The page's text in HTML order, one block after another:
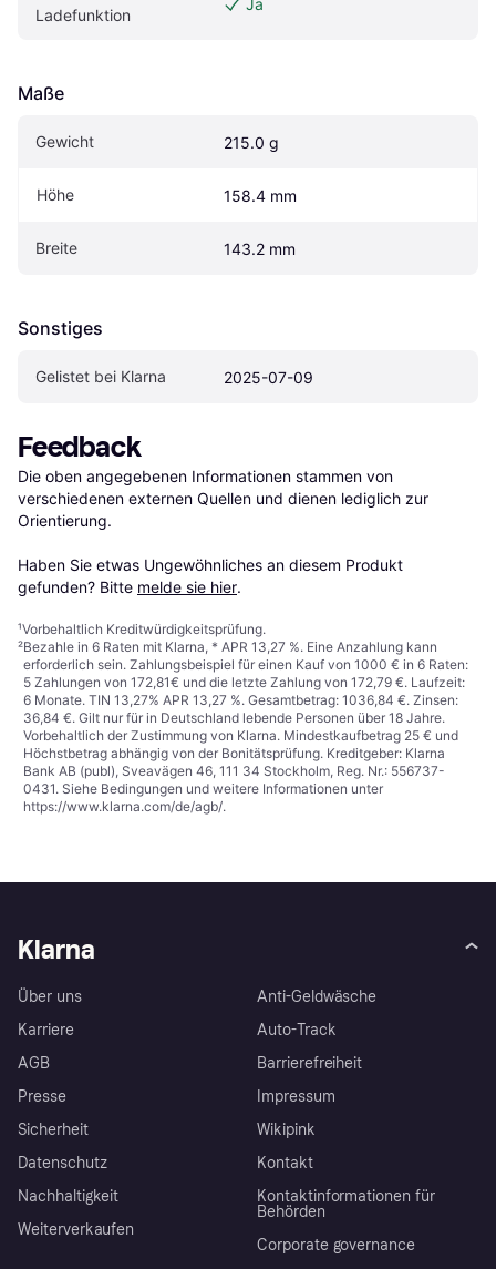
Ladefunktion
Ja
Maße
Gewicht 215.0 g
Höhe 158.4 mm
Breite 143.2 mm
Sonstiges
Gelistet bei Klarna 2025-07-09
Feedback
Die oben angegebenen Informationen stammen von
verschiedenen externen Quellen und dienen lediglich zur
Orientierung.
Haben Sie etwas Ungewöhnliches an diesem Produkt
gefunden? Bitte melde sie hier.
¹Vorbehaltlich Kreditwürdigkeitsprüfung.
²Bezahle in 6 Raten mit Klarna, * APR 13,27 %. Eine Anzahlung kann
erforderlich sein. Zahlungsbeispiel für einen Kauf von 1000 € in 6 Raten:
5 Zahlungen von 172,81€ und die letzte Zahlung von 172,79 €. Laufzeit:
6 Monate. TIN 13,27% APR 13,27 %. Gesamtbetrag: 1036,84 €. Zinsen:
36,84 €. Gilt nur für in Deutschland lebende Personen über 18 Jahre.
Vorbehaltlich der Zustimmung von Klarna. Mindestkaufbetrag 25 € und
Höchstbetrag abhängig von der Bonitätsprüfung. Kreditgeber: Klarna
Bank AB (publ), Sveavägen 46, 111 34 Stockholm, Reg. Nr.: 556737-
0431. Siehe Bedingungen und weitere Informationen unter
https://www.klarna.com/de/agb/.
Klarna
Über uns
Karriere
AGB
Presse
Sicherheit
Datenschutz
Nachhaltigkeit
Weiterverkaufen
Anti-Geldwäsche
Auto-Track
Barrierefreiheit
Impressum
Wikipink
Kontakt
Kontaktinformationen für
Behörden
Corporate governance